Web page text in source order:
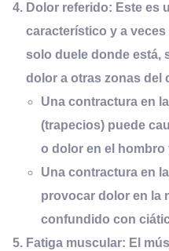
Dolor referido: Este es
característico y a
solo duele donde está,
dolor a otras zonas del
Una contractura en
(trapecios) puede
o dolor en el hombro
Una contractura en
provocar dolor en la
confundido con
Fatiga muscular: El